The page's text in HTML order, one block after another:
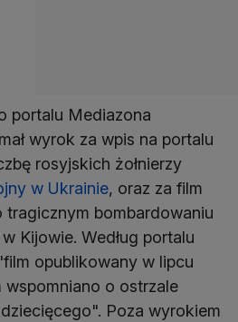
portalu Mediazona
wyrok za wpis na portalu
rosyjskich żołnierzy
w Ukrainie, oraz za film
tragicznym bombardowaniu
Kijowie. Według portalu
opublikowany w lipcu
o ostrzale
Poza wyrokiem